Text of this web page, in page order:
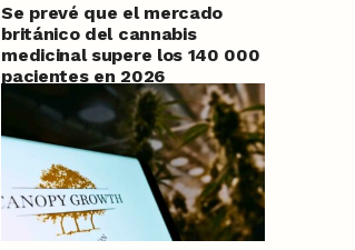
Se prevé que el mercado
británico del cannabis
medicinal supere los 140 000
pacientes en 2026